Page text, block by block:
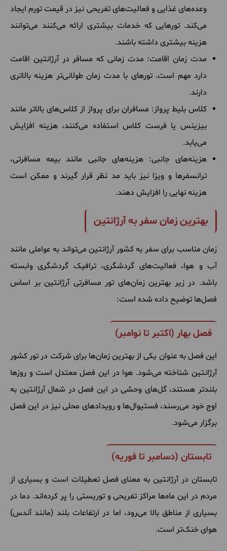
وعده‌های غذایی و فعالیت‌های تفریحی نیز در قیمت تورم ایجاد
می‌کند. تورهایی که خدمات بیشتری ارائه می‌کنند می‌توانند
هزینه بیشتری داشته باشند.
مدت زمان اقامت: مدت زمانی که مسافر در آرژانتین اقامت
دارد مهم است. تورهای با مدت زمان طولانی‌تر هزینه بالاتری
دارند.
کلاس بلیط پرواز: مسافران برای پرواز از کلاس‌های بالاتر مانند
بیزینس یا فرست کلاس استفاده می‌کنند، هزینه افزایش
می‌یابد.
هزینه‌های جانبی: هزینه‌های جانبی مانند بیمه مسافرتی،
ترانسفرها و ویزا نیز باید مد نظر قرار گیرند و ممکن است
هزینه نهایی را افزایش دهند.
بهترین زمان سفر به آرژانتین
زمان مناسب برای سفر به کشور آرژانتین می‌تواند به عواملی مانند
آب و هوا، فعالیت‌های گردشگری، ترافیک گردشگری وابسته
باشد. در زیر بهترین زمان‌های تور مسافرتی آرژانتین بر اساس
فصل‌ها توضیح داده شده است:
فصل بهار (اکتبر تا نوامبر)
این فصل به عنوان یکی از بهترین زمان‌ها برای شرکت در تور کشور
آرژانتین شناخته می‌شود. هوا در این فصل معتدل است و روزها
بلندتر هستند، گل‌های وحشی در این فصل در شمال آرژانتین به
اوج خود می‌رسند، فستیوال‌ها و رویدادهای محلی نیز در این فصل
برگزار می‌شود.
تابستان (دسامبر تا فوریه)
تابستان در آرژانتین به معنای فصل تعطیلات است و بسیاری از
مردم در این ماه‌ها مراکز تفریحی و توریستی را پر کرده‌اند. دما در
بسیاری از مناطق بالا می‌رود، اما در ارتفاعات بلند (مانند آندس)
هوای خنک‌تر است.